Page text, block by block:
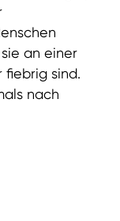
an einer
fiebrig sind.
nach